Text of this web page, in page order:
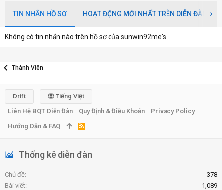
TIN NHẮN HỒ SƠ HOẠT ĐỘNG MỚI NHẤT TRÊN DIỄN ĐÀN
Không có tin nhắn nào trên hồ sơ của sunwin92me's .
Thành Viên
Thống kê diễn đàn
Chủ đề
378
Bài viết
1,089
Drift
Tiếng Việt
Liên Hệ BQT Diễn Đàn
Quy Định & Điều Khoản
Privacy Policy
Hướng Dẫn & FAQ
R
S